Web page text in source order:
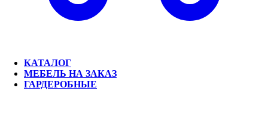
КАТАЛОГ
МЕБЕЛЬ НА ЗАКАЗ
ГАРДЕРОБНЫЕ